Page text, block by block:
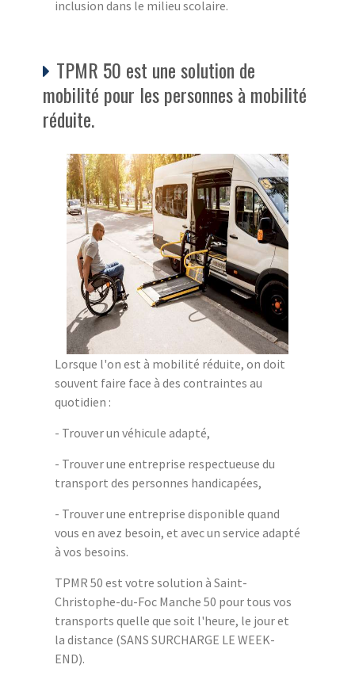
inclusion dans le milieu scolaire.
TPMR 50 est une solution de
mobilité pour les personnes à mobilité
réduite.
Lorsque l'on est à mobilité réduite, on doit
souvent faire face à des contraintes au
quotidien :
- Trouver un véhicule adapté,
- Trouver une entreprise respectueuse du
transport des personnes handicapées,
- Trouver une entreprise disponible quand
vous en avez besoin, et avec un service adapté
à vos besoins.
TPMR 50 est votre solution à Saint-
Christophe-du-Foc Manche 50 pour tous vos
transports quelle que soit l'heure, le jour et
la distance (SANS SURCHARGE LE WEEK-
END).